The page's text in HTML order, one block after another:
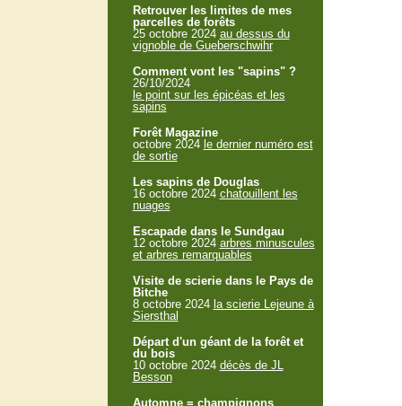
Retrouver les limites de mes
parcelles de forêts
25 octobre 2024 au dessus du
vignoble de Gueberschwihr
Comment vont les "sapins" ?
26/10/2024
le point sur les épicéas et les
sapins
Forêt Magazine
octobre 2024 le dernier numéro est
de sortie
Les sapins de Douglas
16 octobre 2024 chatouillent les
nuages
Escapade dans le Sundgau
12 octobre 2024 arbres minuscules
et arbres remarquables
Visite de scierie dans le Pays de
Bitche
8 octobre 2024 la scierie Lejeune à
Siersthal
Départ d'un géant de la forêt et
du bois
10 octobre 2024 décès de JL
Besson
Automne = champignons